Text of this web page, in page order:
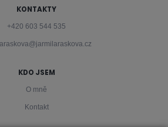
KONTAKTY
+420 603 544 535
KDO JSEM
O mně
Kontakt